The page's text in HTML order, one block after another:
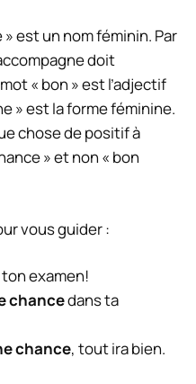
est un nom féminin. Par
doit
« bon » est l’adjectif
» est la forme féminine.
chose de positif à
» et non « bon
vous guider :
examen!
chancedans ta
chance, tout ira bien.